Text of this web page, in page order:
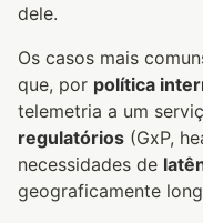
dele.
Os casos mais
que, por política
telemetria a um
regulatórios (GxP,
necessidades de
geograficamente